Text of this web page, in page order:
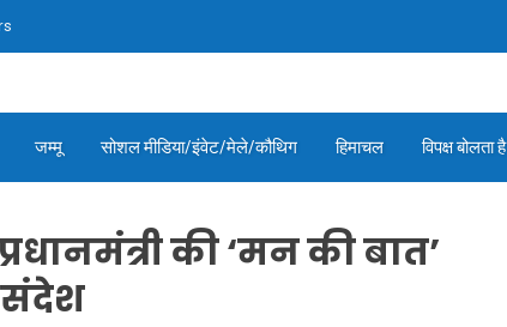
जम्मू सोशल मीडिया/इंवेट/मेले/कौथिग हिमाचल विपक्ष बोलता है
की ‘मन की बात’
संदेश